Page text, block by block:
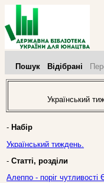
Пошук Відібрані
Український
- Набір
Український тиждень.
- Статті, розділи
Алеппо - поріг